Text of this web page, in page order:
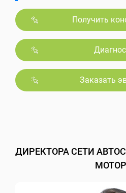
Получить
Заказать
ДИРЕКТОРА СЕТИ